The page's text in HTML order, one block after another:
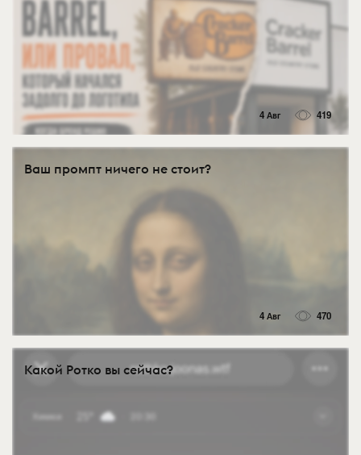
4 Авг 419
Ваш промпт ничего не стоит?
4 Авг 470
Какой Ротко вы сейчас?